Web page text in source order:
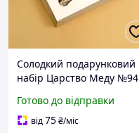
Солодкий подарунковий
набір Царство Меду №94
Подарунок до 8 березня.
Готово до відправки
від75₴/міс